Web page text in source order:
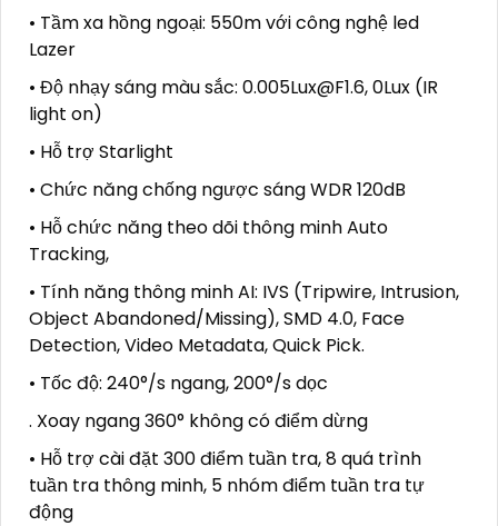
• Tầm xa hồng ngoại: 550m với công nghệ led
Lazer
• Độ nhạy sáng màu sắc: 0.005Lux@F1.6, 0Lux (IR
light on)
• Hỗ trợ Starlight
• Chức năng chống ngược sáng WDR 120dB
• Hỗ chức năng theo dõi thông minh Auto
Tracking,
• Tính năng thông minh AI: IVS (Tripwire, Intrusion,
Object Abandoned/Missing), SMD 4.0, Face
Detection, Video Metadata, Quick Pick.
• Tốc độ: 240°/s ngang, 200°/s dọc
. Xoay ngang 360° không có điểm dừng
• Hỗ trợ cài đặt 300 điểm tuần tra, 8 quá trình
tuần tra thông minh, 5 nhóm điểm tuần tra tự
động